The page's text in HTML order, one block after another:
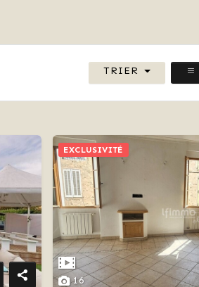
TRIER
16
EXCLUSIVITÉ